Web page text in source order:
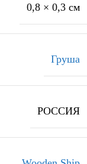
0,8 × 0,3 см
Груша
РОССИЯ